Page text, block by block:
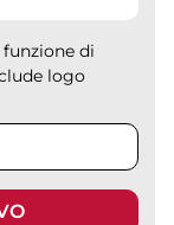
di
logo